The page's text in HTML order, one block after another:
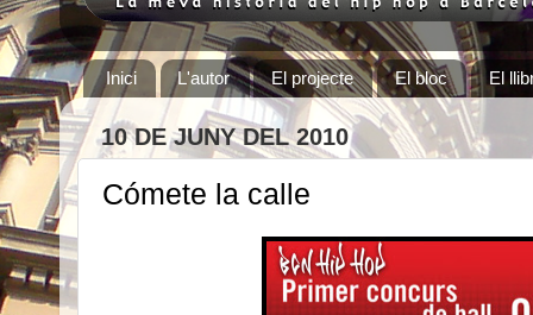
Inici L'autor El projecte El bloc El
10 DE JUNY DEL 2010
Cómete la calle